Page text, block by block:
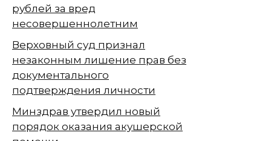
рублей за вред
несовершеннолетним
Верховный суд признал
незаконным лишение прав без
документального
подтверждения личности
Минздрав утвердил новый
порядок оказания акушерской